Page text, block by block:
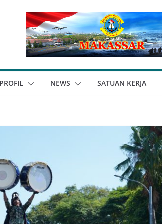
PROFIL NEWS SATUAN KERJA